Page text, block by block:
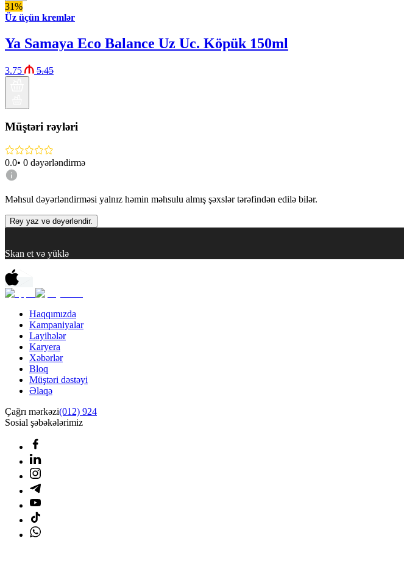
31%
Üz üçün kremlər
Ya Samaya Eco Balance Uz Uc. Köpük 150ml
3.75 5.45
Müştəri rəyləri
0.0• 0 dəyərləndirmə
Məhsul dəyərləndirməsi yalnız həmin məhsulu almış şəxslər tərəfindən edilə bilər.
Rəy yaz və dəyərləndir.
Skan et və yüklə
Haqqımızda
Kampaniyalar
Layihələr
Karyera
Xəbərlər
Bloq
Müştəri dəstəyi
Əlaqə
Çağrı mərkəzi(012) 924
Sosial şəbəkələrimiz